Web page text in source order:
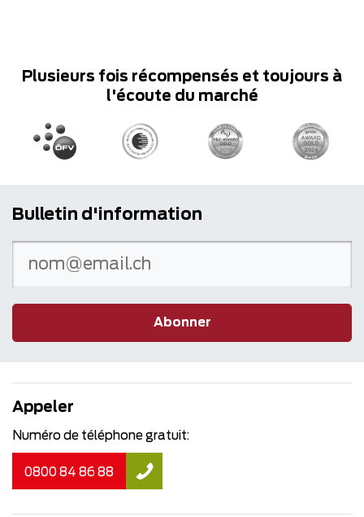
Plusieurs fois récompensés et toujours à
l'écoute du marché
Bulletin d'information
Abonner
Appeler
Numéro de téléphone gratuit:
0800 84 86 88